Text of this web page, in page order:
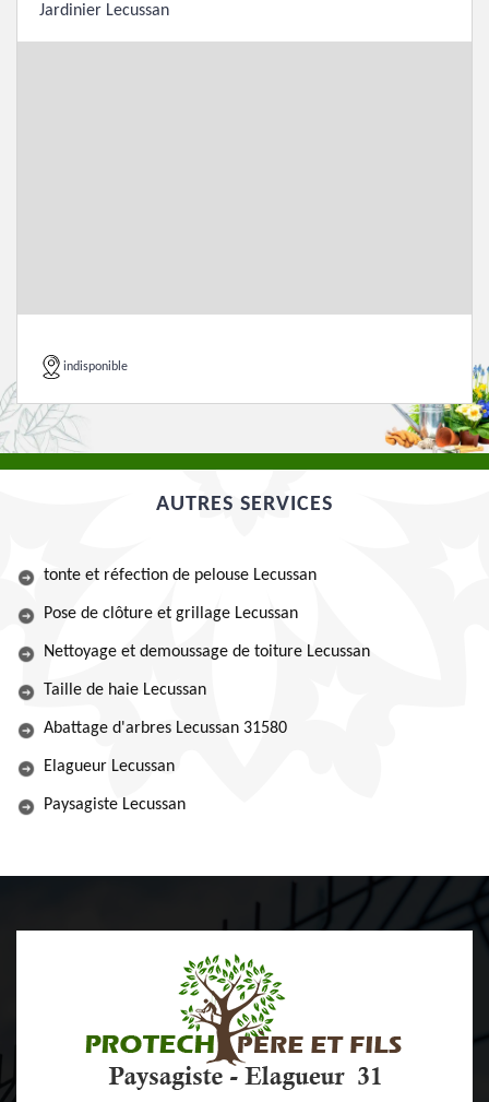
Jardinier Lecussan
indisponible
AUTRES SERVICES
tonte et réfection de pelouse Lecussan
Pose de clôture et grillage Lecussan
Nettoyage et demoussage de toiture Lecussan
Taille de haie Lecussan
Abattage d'arbres Lecussan 31580
Elagueur Lecussan
Paysagiste Lecussan